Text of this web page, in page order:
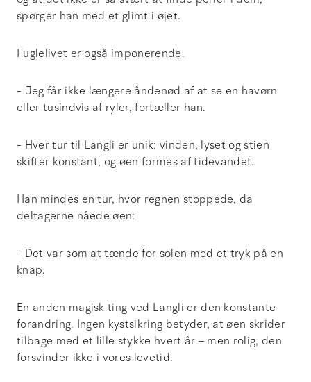
spørger han med et glimt i øjet.
Fuglelivet er også imponerende.
- Jeg får ikke længere åndenød af at se en havørn
eller tusindvis af ryler, fortæller han.
- Hver tur til Langli er unik: vinden, lyset og stien
skifter konstant, og øen formes af tidevandet.
Han mindes en tur, hvor regnen stoppede, da
deltagerne nåede øen:
- Det var som at tænde for solen med et tryk på en
knap.
En anden magisk ting ved Langli er den konstante
forandring. Ingen kystsikring betyder, at øen skrider
tilbage med et lille stykke hvert år – men rolig, den
forsvinder ikke i vores levetid.